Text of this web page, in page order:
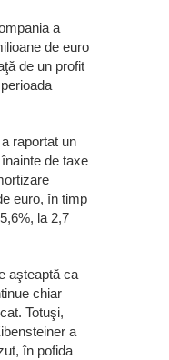
a
de euro
de un profit
raportat un
de taxe
euro, în timp
la 2,7
aşteaptă ca
chiar
Totuşi,
a
în pofida